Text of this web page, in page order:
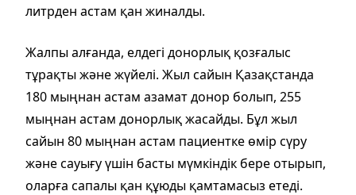
литрден астам қан жиналды.
Жалпы алғанда, елдегі донорлық қозғалыс
тұрақты және жүйелі. Жыл сайын Қазақстанда
180 мыңнан астам азамат донор болып, 255
мыңнан астам донорлық жасайды. Бұл жыл
сайын 80 мыңнан астам пациентке өмір сүру
және сауығу үшін басты мүмкіндік бере отырып,
оларға сапалы қан құюды қамтамасыз етеді.